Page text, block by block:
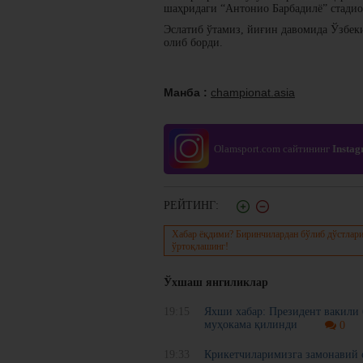
шаҳридаги “Антонио Барбадилё”
Эслатиб ўтамиз, йиғин давомида
олиб борди.
Манба : championat.asia
Olamsport.com сайтининг
РЕЙТИНГ:
Хабар ёқдими? Биринчилардан бўлиб
ўртоқлашинг!
Ўхшаш янгиликлар
Яхши хабар: Президент вакили
муҳокама қилинди
0
Крикетчиларимизга